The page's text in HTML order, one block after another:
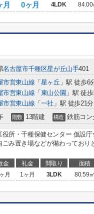
月 0ヶ月 4LDK 84.00
名古屋市千種区星が丘山手401
市営東山線 「 星ヶ丘 」駅 徒歩6
市営東山線 「 東山公園 」駅 徒
市営東山線 「 一社 」駅 徒歩21分
階数 13階建 構造 鉄筋コン
役所・千種保健センター 仮設
ごみ置き場などが備わってお
金 礼金 間取り 面積
月 1ヶ月 3LDK 80.59㎡